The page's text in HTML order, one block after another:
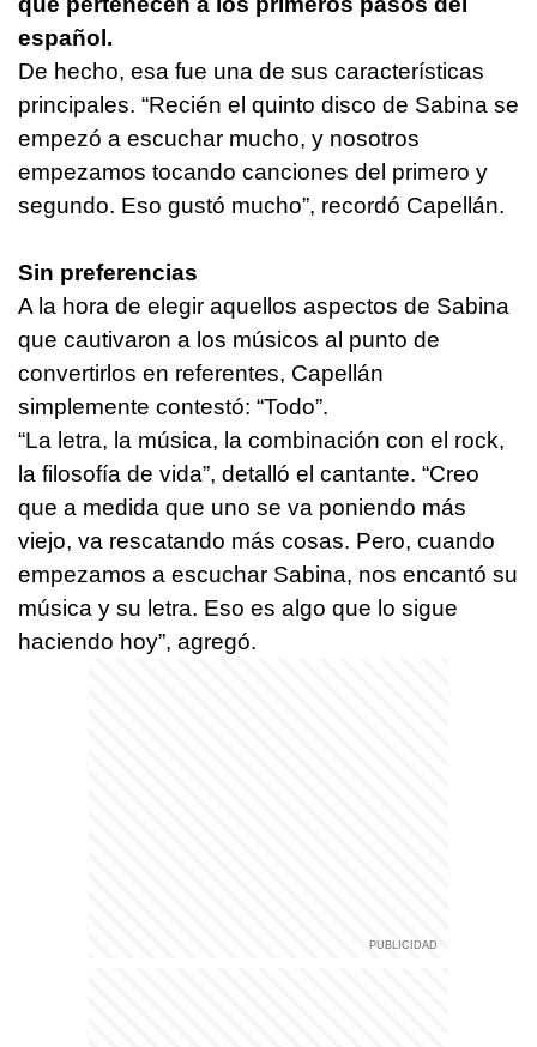
español.
De hecho, esa fue una de sus características
principales. “Recién el quinto disco de Sabina se
empezó a escuchar mucho, y nosotros
empezamos tocando canciones del primero y
segundo. Eso gustó mucho”, recordó Capellán.
Sin preferencias
A la hora de elegir aquellos aspectos de Sabina
que cautivaron a los músicos al punto de
convertirlos en referentes, Capellán
simplemente contestó: “Todo”.
“La letra, la música, la combinación con el rock,
la filosofía de vida”, detalló el cantante. “Creo
que a medida que uno se va poniendo más
viejo, va rescatando más cosas. Pero, cuando
empezamos a escuchar Sabina, nos encantó su
música y su letra. Eso es algo que lo sigue
haciendo hoy”, agregó.